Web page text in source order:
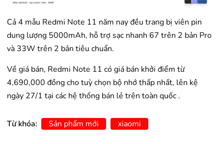
Cả 4 mẫu Redmi Note 11 năm nay đều trang bị viên pin
dung lượng 5000mAh, hỗ trợ sạc nhanh 67 trên 2 bản Pro
và 33W trên 2 bản tiêu chuẩn.
Về giá bán, Redmi Note 11 có giá bán khởi điểm từ
4,690,000 đồng cho tuỳ chọn bộ nhớ thấp nhất, lên kệ
ngày 27/1 tại các hệ thống bán lẻ trên toàn quốc .
Từ khóa: Sản phẩm mới xiaomi